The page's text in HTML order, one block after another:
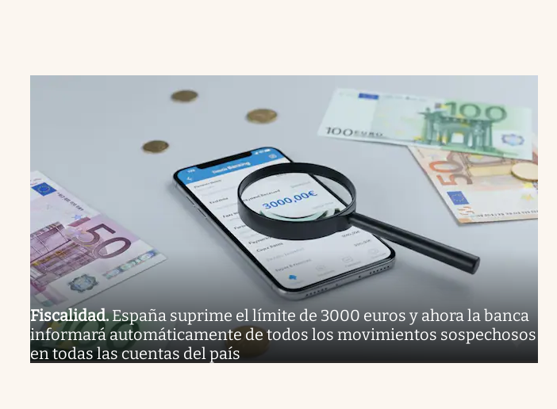
Fiscalidad.España suprime el límite de 3000 euros y ahora la banca
informará automáticamente de todos los movimientos sospechosos
en todas las cuentas del país